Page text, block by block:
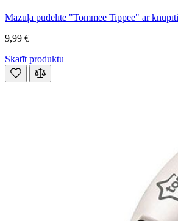
Mazuļa pudelīte "Tommee Tippee" ar
9,99 €
Skatīt produktu